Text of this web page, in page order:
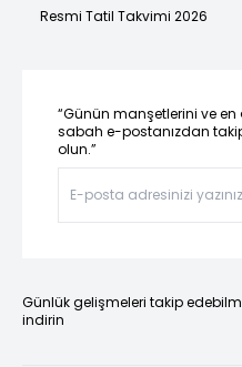
Resmi Tatil Takvimi 2026
“Günün manşetlerini ve
sabah e-postanızdan
olun.”
Günlük gelişmeleri takip
indirin